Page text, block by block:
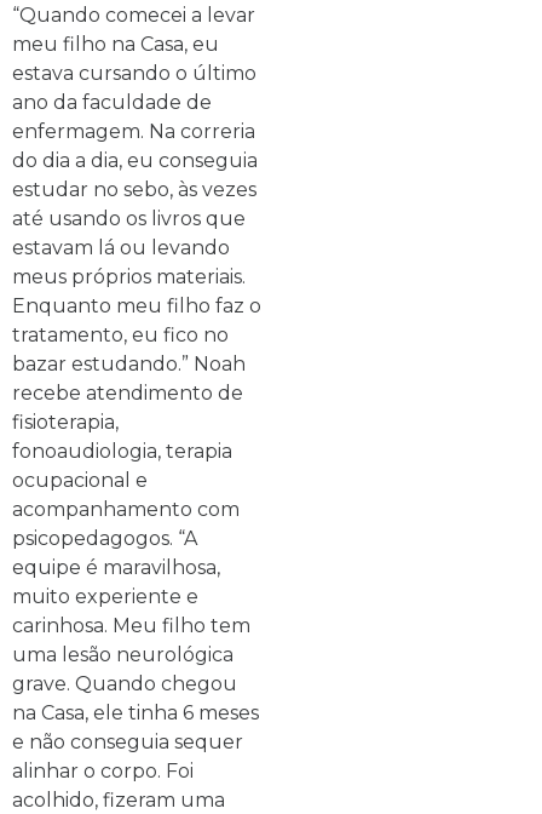
“Quando comecei a levar
meu filho na Casa, eu
estava cursando o último
ano da faculdade de
enfermagem. Na correria
do dia a dia, eu conseguia
estudar no sebo, às vezes
até usando os livros que
estavam lá ou levando
meus próprios materiais.
Enquanto meu filho faz o
tratamento, eu fico no
bazar estudando.” Noah
recebe atendimento de
fisioterapia,
fonoaudiologia, terapia
ocupacional e
acompanhamento com
psicopedagogos. “A
equipe é maravilhosa,
muito experiente e
carinhosa. Meu filho tem
uma lesão neurológica
grave. Quando chegou
na Casa, ele tinha 6 meses
e não conseguia sequer
alinhar o corpo. Foi
acolhido, fizeram uma